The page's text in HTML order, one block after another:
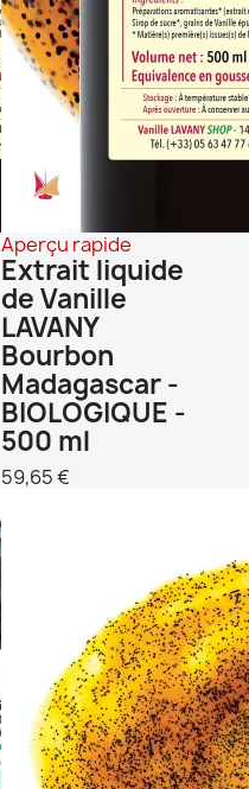
Aperçu rapide
Extrait liquide
de Vanille
LAVANY
Bourbon
Madagascar -
BIOLOGIQUE -
500 ml
59,65 €